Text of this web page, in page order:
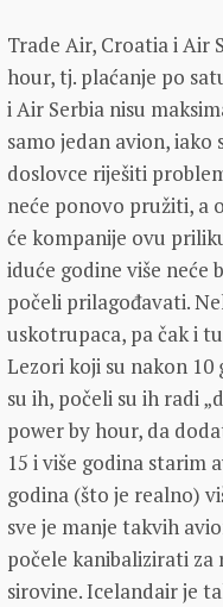
Trade Air, Croatia i Air
hour, tj. plaćanje po
i Air Serbia nisu
samo jedan avion,
doslovce riješiti
neće ponovo pružiti, a
će kompanije ovu
iduće godine više neće
počeli prilagođavati.
uskotrupaca, pa čak i
Lezori koji su nakon
su ih, počeli su ih radi
power by hour, da
15 i više godina starim
godina (što je realno)
sve je manje takvih
počele kanibalizirati za
sirovine. Icelandair je